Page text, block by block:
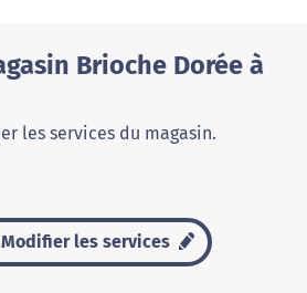
Brioche Dorée à
les services du magasin.
les services